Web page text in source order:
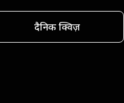
दैनिक क्विज़